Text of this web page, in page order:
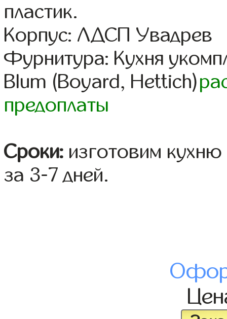
пластик.
Корпус: ЛДСП Увадрев
Фурнитура: Кухня
Blum (Boyard, Hettich)
предоплаты
Сроки: изготовим
за 3-7 дней.